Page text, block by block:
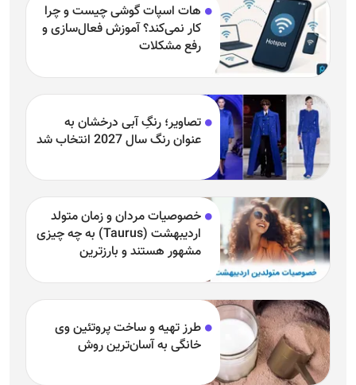
هات اسپات گوشی چیست و چرا
کار نمی‌کند؟ آموزش فعال‌سازی و
رفع مشکلات
تصاویر؛ رنگِ آبی درخشان به
عنوان رنگ سال 2027 انتخاب شد
خصوصیات مردان و زمان متولد
اردیبهشت (Taurus) به چه چیزی
مشهور هستند و بارزترین
طرز تهیه و ساخت پروتئین وی
خانگی به آسان‌ترین روش